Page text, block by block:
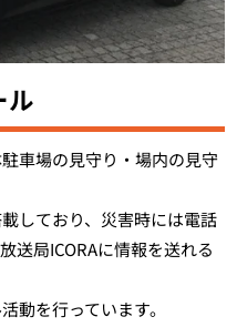
ル
車場の見守り・場内の見守
しており、災害時には電話
送局ICORAに情報を送れる
動を行っています。